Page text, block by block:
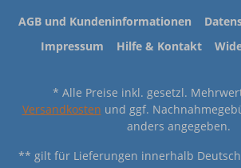
AGB und Kundeninformationen
Impressum
Hilfe & Kontakt
* Alle Preise inkl. gesetzl.
Versandkosten und ggf.
anders angegeben.
** gilt für Lieferungen innerhalb